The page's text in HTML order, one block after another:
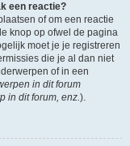
een reactie?
of om een reactie
knop op ofwel de pagina
moet je je registreren
die je al dan niet
of in een
in dit forum
in dit forum, enz.).